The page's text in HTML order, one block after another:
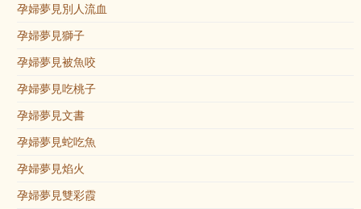
孕婦夢見別人流血
孕婦夢見獅子
孕婦夢見被魚咬
孕婦夢見吃桃子
孕婦夢見文書
孕婦夢見蛇吃魚
孕婦夢見焰火
孕婦夢見雙彩霞